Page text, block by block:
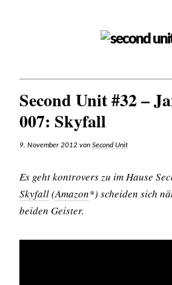
Second Unit #32 –
007: Skyfall
9. November 2012 von Second Unit
Es geht kontrovers zu im Hause
Skyfall(Amazon*) scheiden sich
beiden Geister.